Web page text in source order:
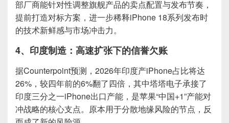
部厂商能针对性调整旗舰产品的卖点配置与发布节奏，
提前打造对标方案，进一步稀释iPhone 18系列发布时
的技术新鲜感与市场冲击力。
4、印度制造：高速扩张下的信誉欠账
据Counterpoint预测，2026年印度产iPhone占比将达
26%，较四年前的6%翻了四倍，其中塔塔电子承接了
印度三分之一iPhone出口产能，是苹果“中国+1”产能对
冲战略的核心支点。原本用于分散地缘风险的节点，反